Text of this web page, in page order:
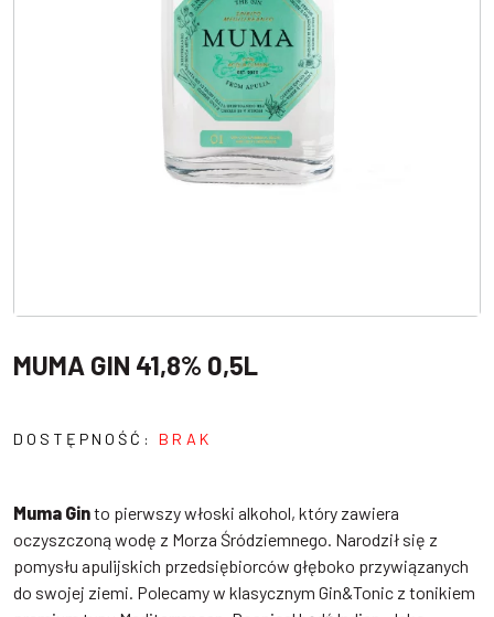
MUMA GIN 41,8% 0,5L
DOSTĘPNOŚĆ: BRAK
Muma Ginto pierwszy włoski alkohol, który zawiera
oczyszczoną wodę z Morza Śródziemnego. Narodził się z
pomysłu apulijskich przedsiębiorców głęboko przywiązanych
do swojej ziemi. Polecamy w klasycznym Gin&Tonic z tonikiem